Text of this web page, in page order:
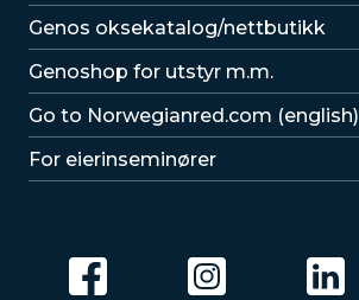
Lenker
Genos oksekatalog/nettbutikk
Genoshop for utstyr m.m.
Go to Norwegianred.com (english)
For eierinseminører